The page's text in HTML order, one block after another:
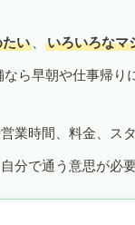
い 、 いろいろなマ
ら早朝や仕事帰り
業時間、料金、ス
分で通う意思が必